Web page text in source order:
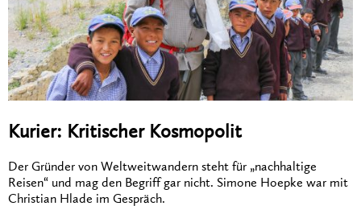
Kurier: Kritischer Kosmopolit
Der Gründer von Weltweitwandern steht für „nachhaltige
Reisen“ und mag den Begriff gar nicht. Simone Hoepke war mit
Christian Hlade im Gespräch.